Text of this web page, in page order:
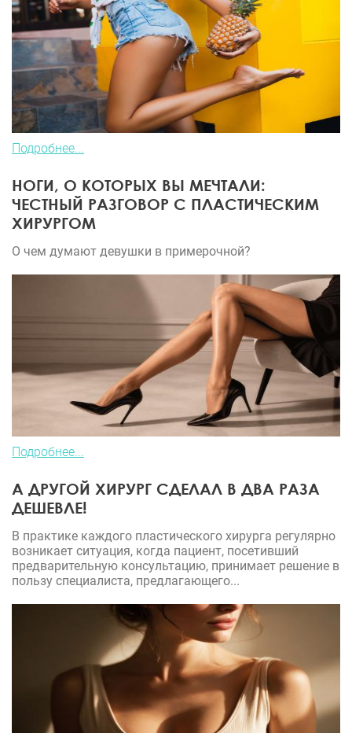
Подробнее...
НОГИ, О КОТОРЫХ ВЫ МЕЧТАЛИ:
ЧЕСТНЫЙ РАЗГОВОР С ПЛАСТИЧЕСКИМ
ХИРУРГОМ
О чем думают девушки в примерочной?
Подробнее...
А ДРУГОЙ ХИРУРГ СДЕЛАЛ В ДВА РАЗА
ДЕШЕВЛЕ!
В практике каждого пластического хирурга регулярно
возникает ситуация, когда пациент, посетивший
предварительную консультацию, принимает решение в
пользу специалиста, предлагающего...